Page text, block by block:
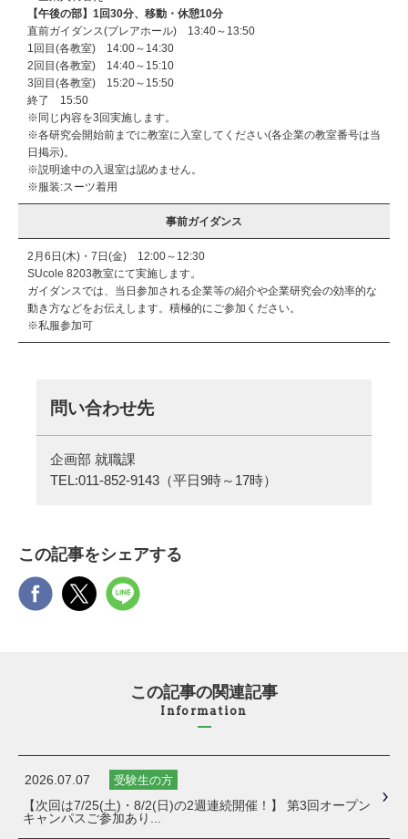
【午後の部】1回30分、移動・休憩10分
直前ガイダンス(プレアホール) 13:40～13:50
1回目(各教室) 14:00～14:30
2回目(各教室) 14:40～15:10
3回目(各教室) 15:20～15:50
終了 15:50
※同じ内容を3回実施します。
※各研究会開始前までに教室に入室してください(各企業の教室番号は当
日掲示)。
※説明途中の入退室は認めません。
※服装:スーツ着用
事前ガイダンス
2月6日(木)・7日(金) 12:00～12:30
SUcole 8203教室にて実施します。
ガイダンスでは、当日参加される企業等の紹介や企業研究会の効率的な
動き方などをお伝えします。積極的にご参加ください。
※私服参加可
問い合わせ先
企画部 就職課
TEL:011-852-9143 （平日9時～17時）
この記事をシェアする
この記事の関連記事
Information
2026.07.07 受験生の方
【次回は7/25(土)・8/2(日)の2週連続開催！】 第3回オープン
キャンパスご参加あり...